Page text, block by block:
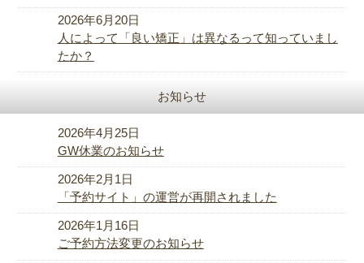
2026年6月20日
人によって「良い矯正」は異なるって知っていまし
たか？
お知らせ
2026年4月25日
GW休業のお知らせ
2026年2月1日
「予約サイト」の運営が再開されました
2026年1月16日
ご予約方法変更のお知らせ